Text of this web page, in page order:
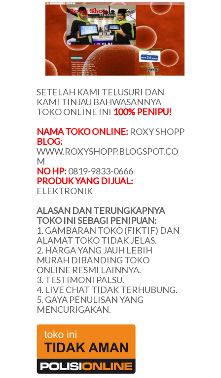
SETELAH KAMI TELUSURI DAN
KAMI TINJAU BAHWASANNYA
TOKO ONLINE INI 100% PENIPU!
NAMA TOKO ONLINE: ROXY SHOPP
BLOG:
WWW.ROXYSHOPP.BLOGSPOT.CO
M
NO HP: 0819-9833-0666
PRODUK YANG DIJUAL:
ELEKTRONIK
ALASAN DAN TERUNGKAPNYA
TOKO INI SEBAGI PENIPUAN:
1. GAMBARAN TOKO (FIKTIF) DAN
ALAMAT TOKO TIDAK JELAS.
2. HARGA YANG JAUH LEBIH
MURAH DIBANDING TOKO
ONLINE RESMI LAINNYA.
3. TESTIMONI PALSU.
4. LIVE CHAT TIDAK TERHUBUNG.
5. GAYA PENULISAN YANG
MENCURIGAKAN.